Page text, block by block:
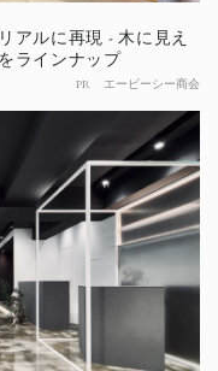
アルに再現 - 木に見え
ラインナップ
PR エービーシー商会